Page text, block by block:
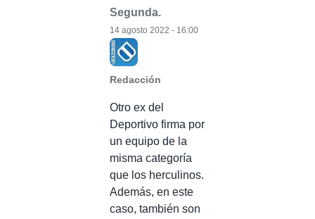
Segunda.
Redacción
14 agosto 2022 - 16:00
Otro ex del
Deportivo firma por
un equipo de la
misma categoría
que los herculinos.
Además, en este
caso, también son